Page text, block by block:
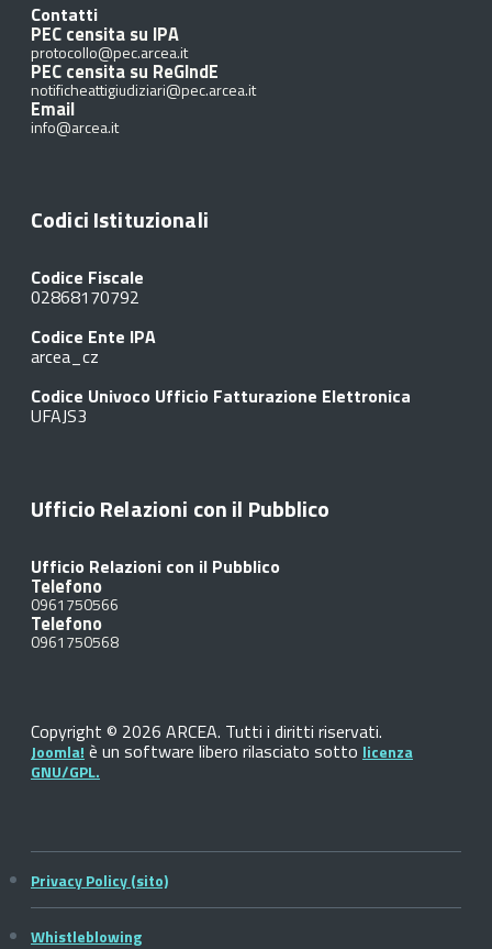
Contatti
PEC censita su IPA
protocollo@pec.arcea.it
PEC censita su ReGIndE
notificheattigiudiziari@pec.arcea.it
Email
info@arcea.it
Codici Istituzionali
Codice Fiscale
02868170792
Codice Ente IPA
arcea_cz
Codice Univoco Ufficio Fatturazione Elettronica
UFAJS3
Ufficio Relazioni con il Pubblico
Ufficio Relazioni con il Pubblico
Telefono
0961750566
Telefono
0961750568
Copyright © 2026 ARCEA. Tutti i diritti riservati.
Joomla! è un software libero rilasciato sotto licenza
GNU/GPL.
Privacy Policy (sito)
Whistleblowing